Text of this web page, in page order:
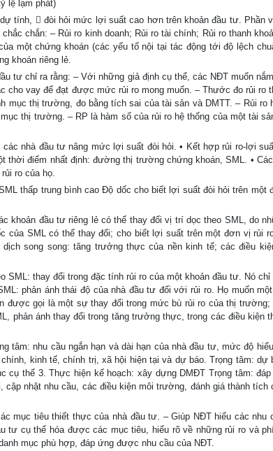
lệ lạm phát)
tính,  đòi hỏi mức lợi suất cao hơn trên khoản đầu tư. Phần
chắn: – Rủi ro kinh doanh; Rủi ro tài chính; Rủi ro thanh
một chứng khoán (các yếu tố nội tại tác động tới độ lệch
khoán riêng lẻ.
tư chỉ ra rằng: – Với những giả định cụ thể, các NĐT muốn
cho vay để đạt được mức rủi ro mong muốn. – Thước đo rủi ro
mục thị trường, đo bằng tích sai của tài sản và DMTT. – Rủi ro
thị trường. – RP là hàm số của rủi ro hệ thống của một tài
nhà đầu tư nâng mức lợi suất đòi hỏi. • Kết hợp rủi ro-lợi
điểm nhất định: đường thị trường chứng khoán, SML. •
ro của họ.
thấp trung bình cao Độ dốc cho biết lợi suất đòi hỏi trên một
khoản đầu tư riêng lẻ có thể thay đổi vị trí dọc theo SML, do
của SML có thể thay đổi; cho biết lợi suất trên một đơn vị rủi
song song: tăng trưởng thực của nền kinh tế; các điều
SML: thay đổi trong đặc tính rủi ro của một khoản đầu tư. Nó chỉ
phản ánh thái độ của nhà đầu tư đối với rủi ro. Họ muốn
được gọi là một sự thay đổi trong mức bù rủi ro của thị trường;
phản ánh thay đổi trong tăng trưởng thực, trong các điều kiện
tâm: nhu cầu ngắn hạn và dài hạn của nhà đầu tư, mức độ
kinh tế, chính trị, xã hội hiện tại và dự báo. Trọng tâm: dự
cụ thể 3. Thực hiện kế hoạch: xây dựng DMĐT Trọng tâm:
nhật nhu cầu, các điều kiện môi trường, đánh giá thành tích
mục tiêu thiết thực của nhà đầu tư. – Giúp NĐT hiểu các nhu
tư cụ thể hóa được các mục tiêu, hiểu rõ về những rủi ro và
mục phù hợp, đáp ứng được nhu cầu của NĐT.